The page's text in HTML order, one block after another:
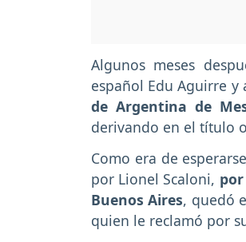
Algunos meses
español Edu Aguirre
de Argentina de
derivando en el título
Como era de
por Lionel Scaloni,
Buenos Aires, quedó
quien le reclamó por